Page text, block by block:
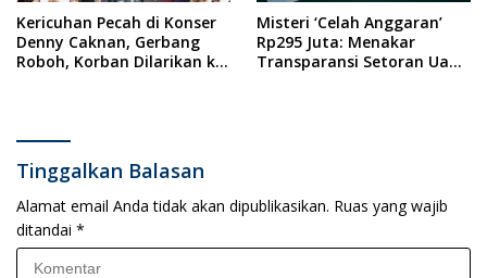
Kericuhan Pecah di Konser
Denny Caknan, Gerbang
Roboh, Korban Dilarikan ke
Misteri ‘Celah Anggaran’
Rp295 Juta: Menakar
Transparansi Setoran Uang
Tinggalkan Balasan
Alamat email Anda tidak akan dipublikasikan. Ruas yang wajib
ditandai *